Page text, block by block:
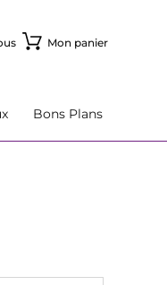
Mon panier
Bons Plans